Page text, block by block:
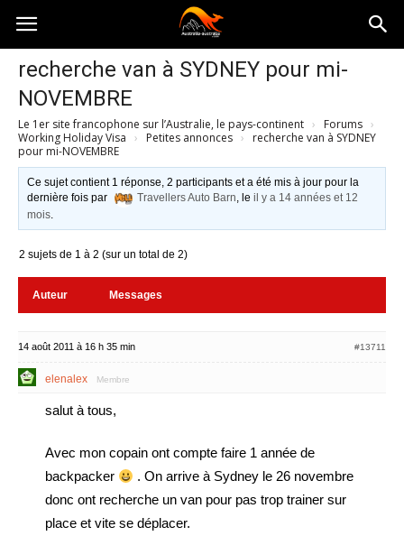
Australia-
australie.com
recherche van à SYDNEY pour mi-
NOVEMBRE
Le 1er site francophone sur l’Australie, le pays-continent › Forums ›
Working Holiday Visa › Petites annonces ›
recherche van à SYDNEY
pour mi-NOVEMBRE
Ce sujet contient 1 réponse, 2 participants et a été mis à jour pour la
dernière fois par
Travellers Auto Barn, leil y a 14 années et 12
mois.
2 sujets de 1 à 2 (sur un total de 2)
Auteur Messages
14 août 2011 à 16 h 35 min #13711
elenalex Membre
salut à tous,
Avec mon copain ont compte faire 1 année de
backpacker
. On arrive à Sydney le 26 novembre
donc ont recherche un van pour pas trop trainer sur
place et vite se déplacer.